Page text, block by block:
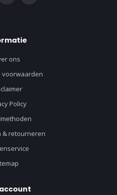
ons
voorwaarden
Policy
& retourneren